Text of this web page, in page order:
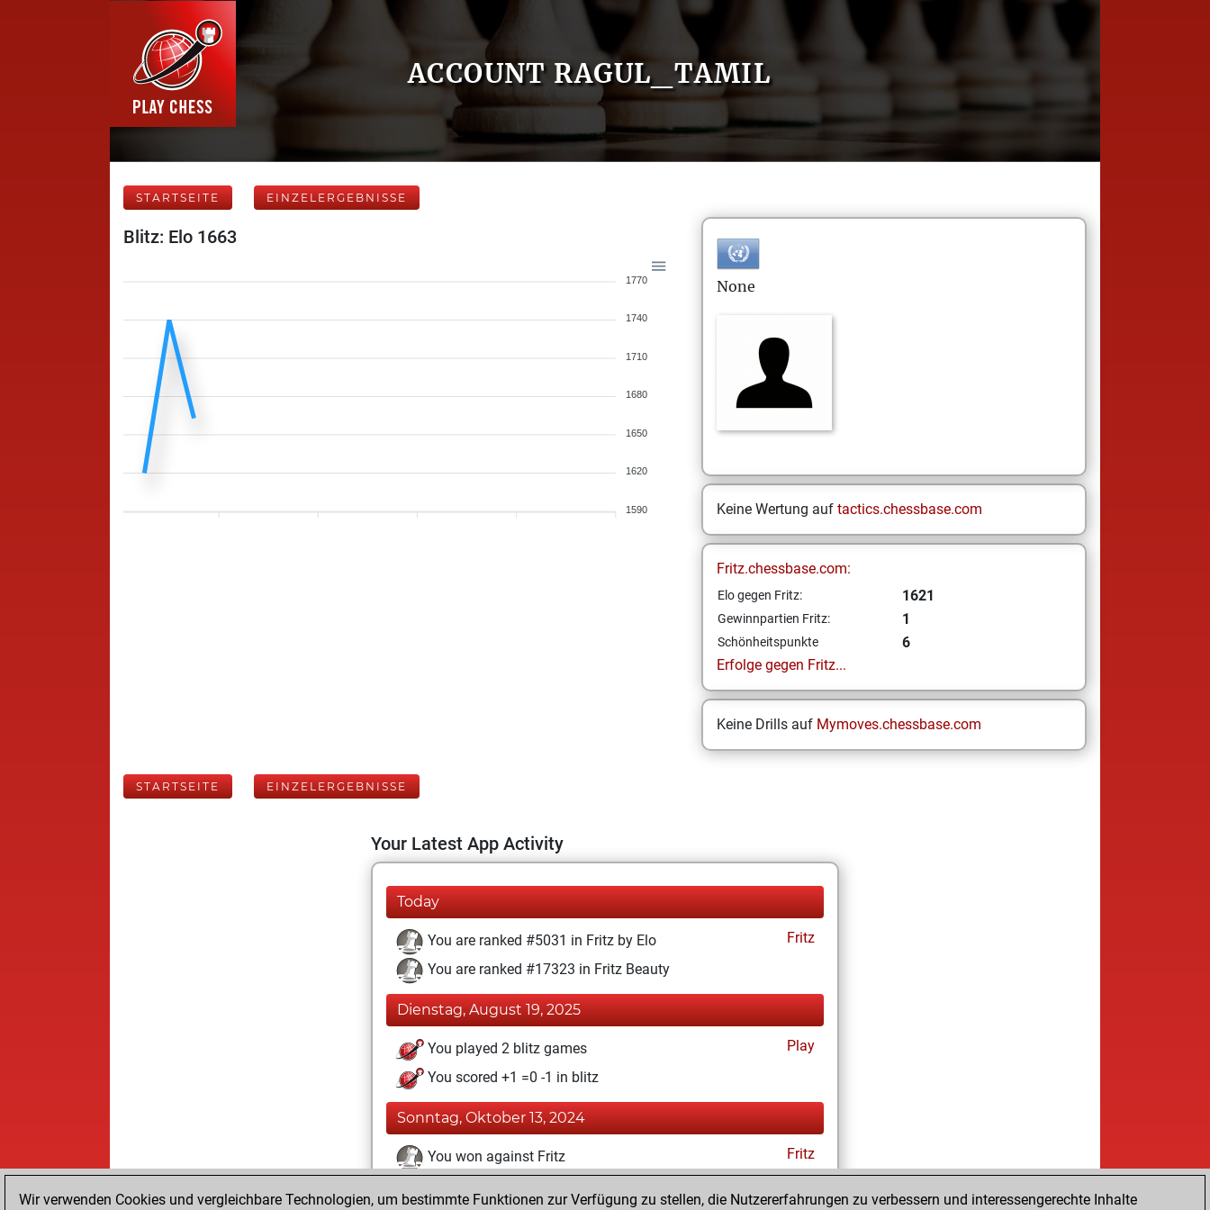
ACCOUNT RAGUL_TAMIL
STARTSEITE EINZELERGEBNISSE
Blitz: Elo 1663
1770
1740
1710
1680
1650
1620
1590
None
Keine Wertung auf tactics.chessbase.com
Fritz.chessbase.com:
Elo gegen Fritz: 1621
Gewinnpartien Fritz: 1
Schönheitspunkte
6
Erfolge gegen Fritz...
Keine Drills auf Mymoves.chessbase.com
STARTSEITE EINZELERGEBNISSE
Your Latest App Activity
Today
You are ranked #5031 in Fritz by Elo
Fritz
You are ranked #17323 in Fritz Beauty
Dienstag, August 19, 2025
You played 2 blitz games
Play
You scored +1 =0 -1 in blitz
Sonntag, Oktober 13, 2024
You won against Fritz
Fritz
Wir verwenden Cookies und vergleichbare Technologien, um bestimmte Funktionen zur Verfügung zu stellen, die Nutzererfahrungen zu verbessern und interessengerechte Inhalte